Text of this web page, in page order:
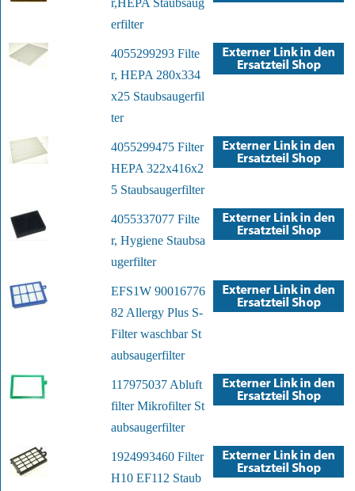
r,HEPA Staubsaug
erfilter
4055299293 Filte
r, HEPA 280x334
x25 Staubsaugerfil
ter
4055299475 Filter
HEPA 322x416x2
5 Staubsaugerfilter
4055337077 Filte
r, Hygiene Staubsa
ugerfilter
EFS1W 90016776
82 Allergy Plus S-
Filter waschbar St
aubsaugerfilter
117975037 Abluft
filter Mikrofilter St
aubsaugerfilter
1924993460 Filter
H10 EF112 Staub